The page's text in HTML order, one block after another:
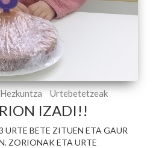
Urtebetetzeak
IZADI!!
BETE ZITUEN ETA GAUR
ZORIONAK ETA URTE